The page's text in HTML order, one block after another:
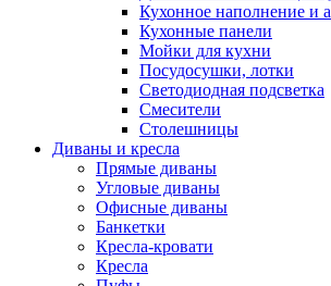
Кухонное наполнение и
Кухонные панели
Мойки для кухни
Посудосушки, лотки
Светодиодная подсветка
Смесители
Столешницы
Диваны и кресла
Прямые диваны
Угловые диваны
Офисные диваны
Банкетки
Кресла-кровати
Кресла